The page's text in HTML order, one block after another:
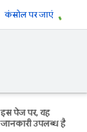
कंसोल पर जाएं
इस पेज पर, यह
जानकारी उपलब्ध है